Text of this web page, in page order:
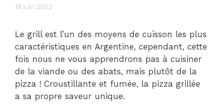
18 juin 2022
Le grill est l’un des moyens de cuisson les plus
caractéristiques en Argentine, cependant, cette
fois nous ne vous apprendrons pas à cuisiner
de la viande ou des abats, mais plutôt de la
pizza ! Croustillante et fumée, la pizza grillée
a sa propre saveur unique.